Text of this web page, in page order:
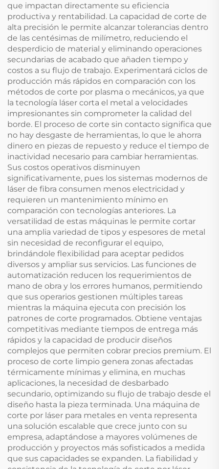
que impactan directamente su eficiencia
productiva y rentabilidad. La capacidad de corte de
alta precisión le permite alcanzar tolerancias dentro
de las centésimas de milímetro, reduciendo el
desperdicio de material y eliminando operaciones
secundarias de acabado que añaden tiempo y
costos a su flujo de trabajo. Experimentará ciclos de
producción más rápidos en comparación con los
métodos de corte por plasma o mecánicos, ya que
la tecnología láser corta el metal a velocidades
impresionantes sin comprometer la calidad del
borde. El proceso de corte sin contacto significa que
no hay desgaste de herramientas, lo que le ahorra
dinero en piezas de repuesto y reduce el tiempo de
inactividad necesario para cambiar herramientas.
Sus costos operativos disminuyen
significativamente, pues los sistemas modernos de
láser de fibra consumen menos electricidad y
requieren un mantenimiento mínimo en
comparación con tecnologías anteriores. La
versatilidad de estas máquinas le permite cortar
una amplia variedad de tipos y espesores de metal
sin necesidad de reconfigurar el equipo,
brindándole flexibilidad para aceptar pedidos
diversos y ampliar sus servicios. Las funciones de
automatización reducen los requerimientos de
mano de obra y los errores humanos, permitiendo
que sus operarios gestionen múltiples tareas
mientras la máquina ejecuta con precisión los
patrones de corte programados. Obtiene ventajas
competitivas mediante tiempos de entrega más
rápidos y la capacidad de producir diseños
complejos que permiten cobrar precios premium. El
proceso de corte limpio genera zonas afectadas
térmicamente mínimas y elimina, en muchas
aplicaciones, la necesidad de desbarbado
secundario, optimizando su flujo de trabajo desde el
diseño hasta la pieza terminada. Una máquina de
corte por láser para metales en venta representa
una solución escalable que crece junto con su
empresa, adaptándose a mayores volúmenes de
producción y proyectos más sofisticados a medida
que sus capacidades se expanden. La fiabilidad y